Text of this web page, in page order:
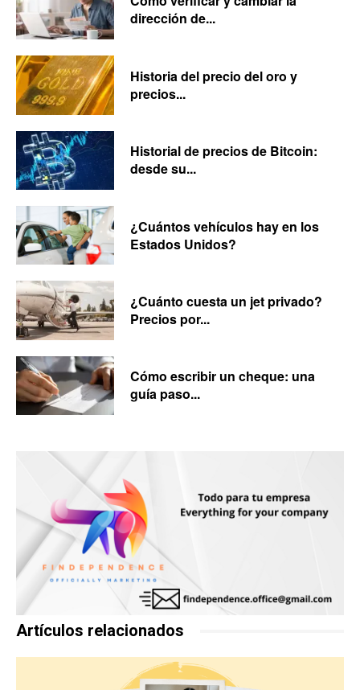
dirección de...
Historia del precio del oro y
precios...
Historial de precios de Bitcoin:
desde su...
¿Cuántos vehículos hay en los
Estados Unidos?
¿Cuánto cuesta un jet privado?
Precios por...
Cómo escribir un cheque: una
guía paso...
Artículos relacionados